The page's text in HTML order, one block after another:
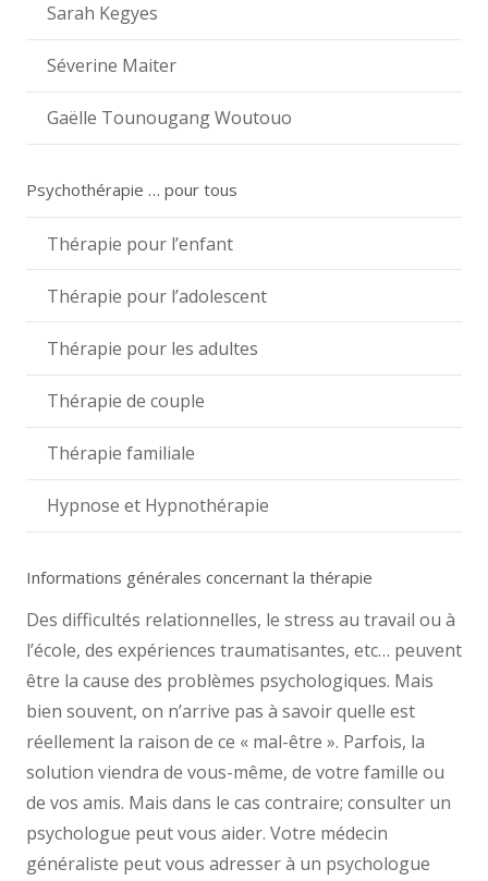
Sarah Kegyes
Séverine Maiter
Gaëlle Tounougang Woutouo
Psychothérapie … pour tous
Thérapie pour l’enfant
Thérapie pour l’adolescent
Thérapie pour les adultes
Thérapie de couple
Thérapie familiale
Hypnose et Hypnothérapie
Informations générales concernant la thérapie
Des difficultés relationnelles, le stress au travail ou à
l’école, des expériences traumatisantes, etc… peuvent
être la cause des problèmes psychologiques. Mais
bien souvent, on n’arrive pas à savoir quelle est
réellement la raison de ce « mal-être ». Parfois, la
solution viendra de vous-même, de votre famille ou
de vos amis. Mais dans le cas contraire; consulter un
psychologue peut vous aider. Votre médecin
généraliste peut vous adresser à un psychologue